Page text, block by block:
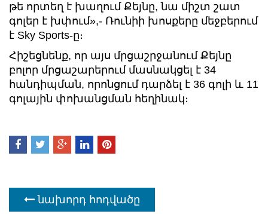
թե որտեղ է խաղում Քեյնը, նա միշտ շատ
գոլեր է խփում»,- Ռունիի խոսքերը մեջբերում
է Sky Sports-ը։
Հիշեցնենք, որ այս մրցաշրջանում Քեյնը
բոլոր մրցաշարերում մասնակցել է 34
հանդիպման, որոնցում դարձել է 36 գոլի և 11
գոլային փոխանցման հեղինակ։
նախորդ հոդվածը